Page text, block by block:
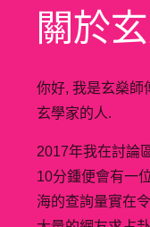
關於
你好, 我是玄燊師
玄學家的人.
2017年我在討論
10分鍾便會有一
海的查詢量實在